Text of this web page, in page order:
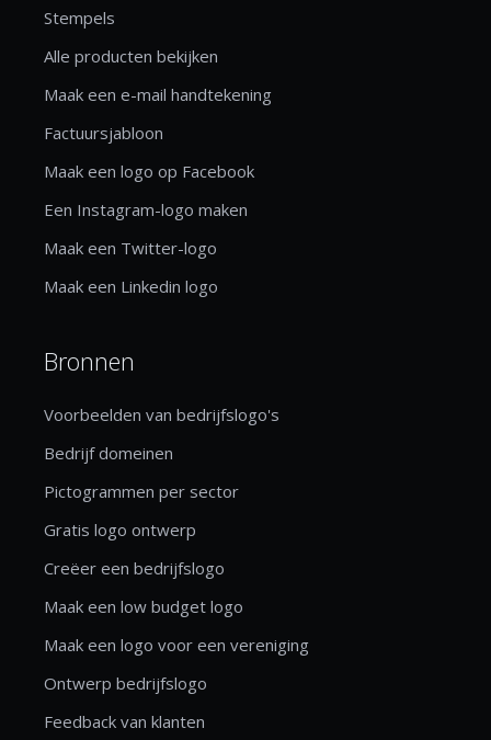
Stempels
Alle producten bekijken
Maak een e-mail handtekening
Factuursjabloon
Maak een logo op Facebook
Een Instagram-logo maken
Maak een Twitter-logo
Maak een Linkedin logo
Bronnen
Voorbeelden van bedrijfslogo's
Bedrijf domeinen
Pictogrammen per sector
Gratis logo ontwerp
Creëer een bedrijfslogo
Maak een low budget logo
Maak een logo voor een vereniging
Ontwerp bedrijfslogo
Feedback van klanten